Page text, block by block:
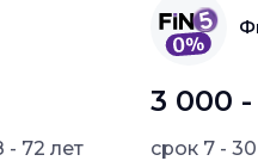
- 72 лет
3 000
срок 7 -